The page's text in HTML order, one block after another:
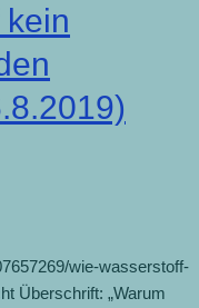
wie-wasserstoff-
Überschrift: „Warum